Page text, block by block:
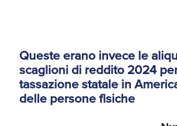
Queste erano invece le
scaglioni di reddito 2024
tassazione statale in
delle persone fisiche